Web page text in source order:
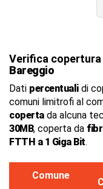
Verifica
Bareggio
Dati percentualidi
comuni limitrofi al
copertada alcuna
30MB, coperta da
FTTH a 1 Giga Bit.
Comune